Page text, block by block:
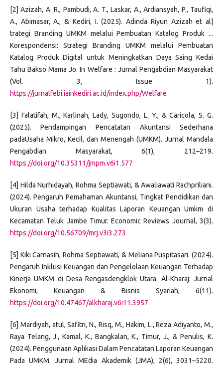
[2] Azizah, A. R., Pambudi, A. T., Laskar, A., Ardiansyah, P., Taufiqi,
A., Abimasar, A., & Kediri, I. (2025). Adinda Riyun Azizah et al|
trategi Branding UMKM melalui Pembuatan Katalog Produk ...
Korespondensi: Strategi Branding UMKM melalui Pembuatan
Katalog Produk Digital untuk Meningkatkan Daya Saing Kedai
Tahu Bakso Mama Jo. In Welfare : Jurnal Pengabdian Masyarakat
(Vol. 3, Issue 1).
https://jurnalfebi.iainkediri.ac.id/index.php/Welfare
[3] Falatifah, M., Karlinah, Lady, Sugondo, L. Y., & Caricola, S. G.
(2025). Pendampingan Pencatatan Akuntansi Sederhana
padaUsaha Mikro, Kecil, dan Menengah (UMKM). Jurnal Mandala
Pengabdian Masyarakat, 6(1), 212–219.
https://doi.org/10.35311/jmpm.v6i1.577
[4] Hilda Nurhidayah, Rohma Septiawati, & Awaliawati Rachpriliani.
(2024). Pengaruh Pemahaman Akuntansi, Tingkat Pendidikan dan
Ukuran Usaha terhadap Kualitas Laporan Keuangan Umkm di
Kecamatan Teluk Jambe Timur. Economic Reviews Journal, 3(3).
https://doi.org/10.56709/mrj.v3i3.273
[5] Kiki Carnasih, Rohma Septiawati, & Meliana Puspitasari. (2024).
Pengaruh Inklusi Keuangan dan Pengelolaan Keuangan Terhadap
Kinerja UMKM di Desa Rengasdengklok Utara. Al-Kharaj: Jurnal
Ekonomi, Keuangan & Bisnis Syariah, 6(11).
https://doi.org/10.47467/alkharaj.v6i11.3957
[6] Mardiyah, atul, Safitri, N., Risq, M., Hakim, L., Reza Adiyanto, M.,
Raya Telang, J., Kamal, K., Bangkalan, K., Timur, J., & Penulis, K.
(2024). Penggunaan Aplikasi Dalam Pencatatan Laporan Keuangan
Pada UMKM. Jurnal MEdia Akademik (JMA), 2(6), 3031–5220.